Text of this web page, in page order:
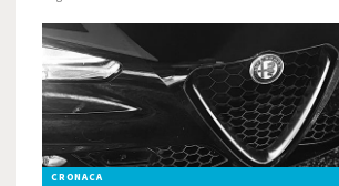
CRONACA